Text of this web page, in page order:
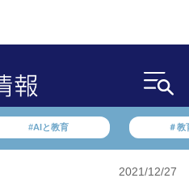
#AIと教育 ＃教
2021/12/27